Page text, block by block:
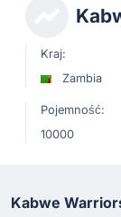
Kraj:
Zambia
Pojemność:
10000
Kabwe